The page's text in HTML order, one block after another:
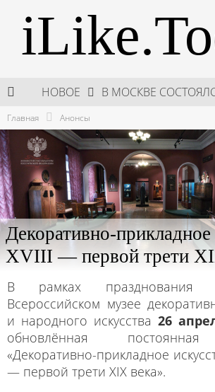
НОВОЕ
Главная Анонсы
Декоративно-прикладное
XVIII — первой трети
В рамках празднования
Всероссийском музее
и народного искусства 26
обновлённая постоянная
«Декоративно-прикладное
— первой трети XIX века».